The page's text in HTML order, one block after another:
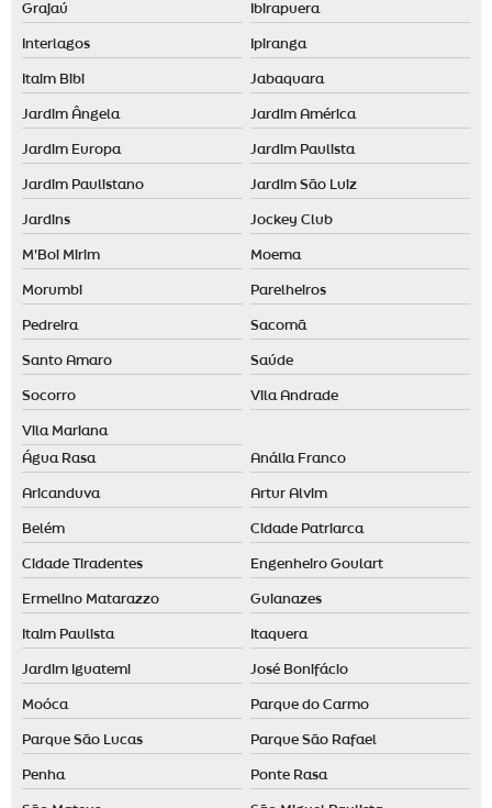
Locação de máquina de aromatização profissional
Maquina de cheiro
Marketing olfativo preço
Nebulizador aromatizador
Nebulizador de ambiente
Odorizador de ambiente automático
Odorizador elétrico
Odorizante de ambiente
Grajaú Ibirapuera
Interlagos Ipiranga
Itaim Bibi Jabaquara
Jardim Ângela Jardim América
Jardim Europa Jardim Paulista
Jardim Paulistano Jardim São Luiz
Jardins Jockey Club
M'Boi Mirim Moema
Morumbi Parelheiros
Pedreira Sacomã
Santo Amaro Saúde
Socorro Vila Andrade
Vila Mariana
Água Rasa Anália Franco
Aricanduva Artur Alvim
Belém Cidade Patriarca
Cidade Tiradentes Engenheiro Goulart
Ermelino Matarazzo Guianazes
Itaim Paulista Itaquera
Jardim Iguatemi José Bonifácio
Moóca Parque do Carmo
Parque São Lucas Parque São Rafael
Penha Ponte Rasa